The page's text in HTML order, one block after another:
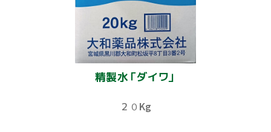
精製水「ダイワ」
２０Kg